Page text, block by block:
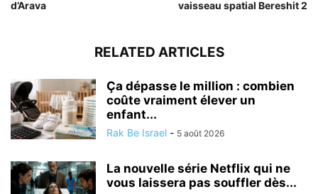
d’Arava
vaisseau spatial Bereshit 2
RELATED ARTICLES
Ça dépasse le million : combien
coûte vraiment élever un
enfant...
Rak Be Israel - 5 août 2026
La nouvelle série Netflix qui ne
vous laissera pas souffler dès...